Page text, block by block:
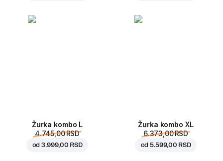
Žurka kombo L
4.745,00 RSD
od3.999,00 RSD
Žurka kombo XL
6.373,00 RSD
od5.599,00 RSD